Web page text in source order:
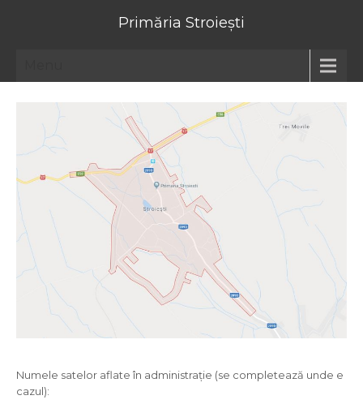
Primăria Stroiești
Numele satelor aflate în administraţie (se completează unde e
cazul):